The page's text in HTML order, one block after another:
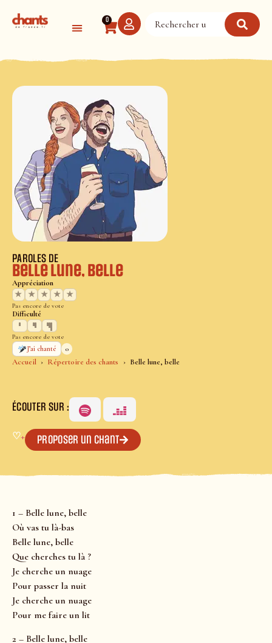
0
Accueil Répertoire des chants Belle lune, belle
PAROLES DE
Belle lune, belle
Appréciation
★
★ ★ ★ ★
Pas encore de vote
Difficulté
Pas encore de vote
J’ai chanté
0
ÉCOUTER SUR :
♡+ Proposer un chant
1 – Belle lune, belle
Où vas tu là-bas
Belle lune, belle
Que cherches tu là ?
Je cherche un nuage
Pour passer la nuit
Je cherche un nuage
Pour me faire un lit
2 – Belle lune, belle